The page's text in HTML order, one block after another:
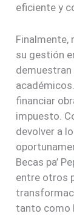
eficiente y
Finalmente,
su gestión
demuestran
financiar
impuesto.
devolver a
Becas pa’
entre otros
tanto como